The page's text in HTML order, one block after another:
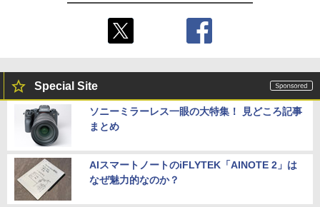
Special Site
ソニーミラーレス一眼の大特集！ 見どころ記事
まとめ
AIスマートノートのiFLYTEK「AINOTE 2」は
なぜ魅力的なのか？